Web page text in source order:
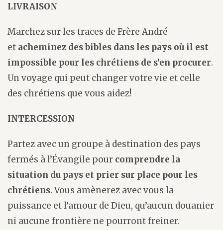
LIVRAISON
Marchez sur les traces de Frère André
et acheminez des bibles dans les pays où il est
impossible pour les chrétiens de s’en procurer.
Un voyage qui peut changer votre vie et celle
des chrétiens que vous aidez!
INTERCESSION
Partez avec un groupe à destination des pays
fermés à l’Évangile pour comprendre la
situation du pays et prier sur place pour les
chrétiens. Vous amènerez avec vous la
puissance et l’amour de Dieu, qu’aucun douanier
ni aucune frontière ne pourront freiner.